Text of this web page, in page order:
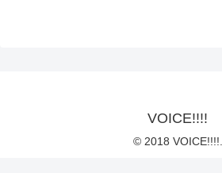
VOICE!!!!
© 2018 VOICE!!!!.